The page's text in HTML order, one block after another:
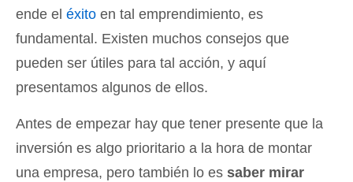
ende el éxito en tal emprendimiento, es
fundamental. Existen muchos consejos que
pueden ser útiles para tal acción, y aquí
presentamos algunos de ellos.
Antes de empezar hay que tener presente que la
inversión es algo prioritario a la hora de montar
una empresa, pero también lo es saber mirar